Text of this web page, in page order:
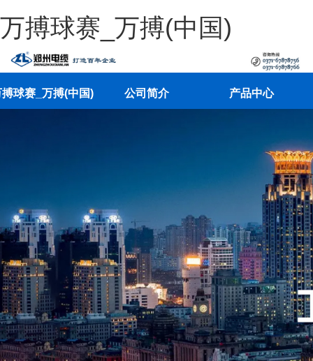
万搏球赛_万搏(中国)
球赛_万搏(中国) 公司简介 产品中心